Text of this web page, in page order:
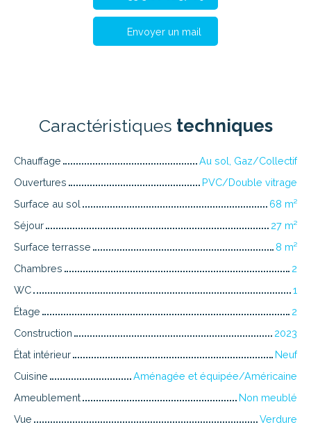
Envoyer un mail
Caractéristiques techniques
Chauffage
Au sol, Gaz/Collectif
Ouvertures
PVC/Double vitrage
Surface au sol
68 m²
Séjour
27 m²
Surface terrasse
8 m²
Chambres
2
WC
1
Étage
2
Construction
2023
État intérieur
Neuf
Cuisine
Aménagée et équipée/Américaine
Ameublement
Non meublé
Vue
Verdure